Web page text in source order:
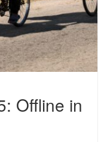
Offline in